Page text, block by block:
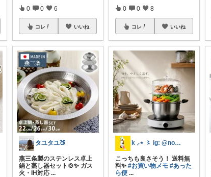
0 0 6
コレ いいね
タユタユ🍑
燕三条製のステンレス卓上
鍋と蒸し器セット🍲✨ ガス
火・IH対応 ...
0 0 8
コレ いいね
k ⸝⋆ 〻 ig: @no__ootd
こっちも良さそう！ 送料無
料✨#お買い物メモ #あった
ら便 ...